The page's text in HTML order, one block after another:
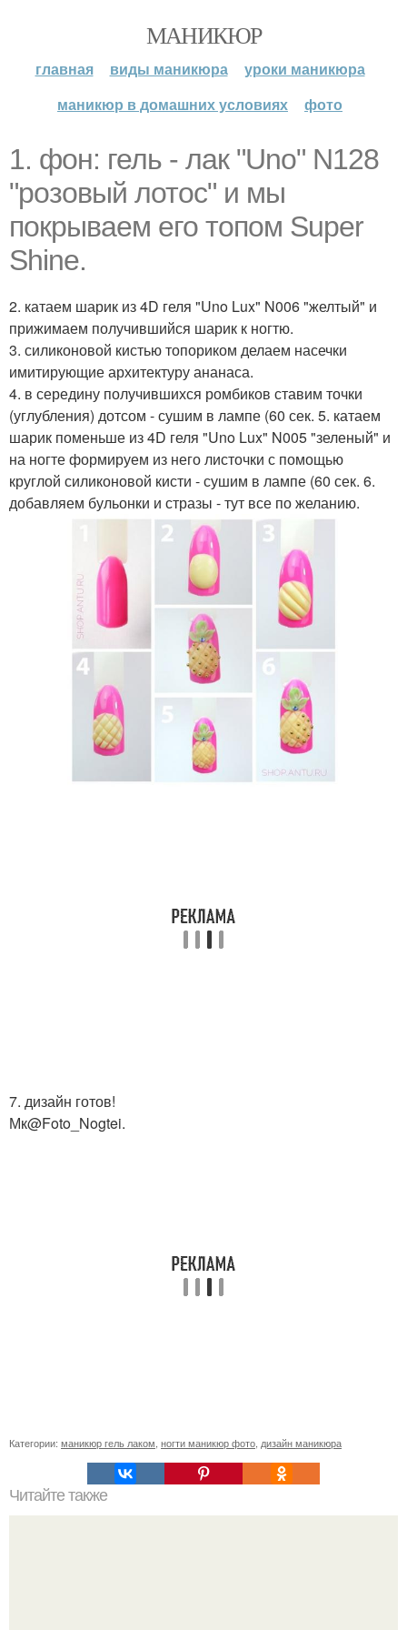
МАНИКЮР
главная виды маникюра
уроки маникюра
маникюр в домашних условиях
фото
1. фон: гель - лак "Uno" N128
"розовый лотос" и мы
покрываем его топом Super
Shine.
2. катаем шарик из 4D геля "Uno Lux" N006 "желтый" и
прижимаем получившийся шарик к ногтю.
3. силиконовой кистью топориком делаем насечки
имитирующие архитектуру ананаса.
4. в середину получившихся ромбиков ставим точки
(углубления) дотсом - сушим в лампе (60 сек. 5. катаем
шарик поменьше из 4D геля "Uno Lux" N005 "зеленый" и
на ногте формируем из него листочки с помощью
круглой силиконовой кисти - сушим в лампе (60 сек. 6.
добавляем бульонки и стразы - тут все по желанию.
7. дизайн готов!
Мк@Foto_Nogtei.
Категории: маникюр гель лаком ногти маникюр фото дизайн маникюра
Читайте также